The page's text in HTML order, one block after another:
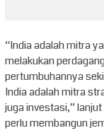
“India adalah mitra
melakukan
pertumbuhannya
India adalah mitra
juga investasi,”
perlu membangun